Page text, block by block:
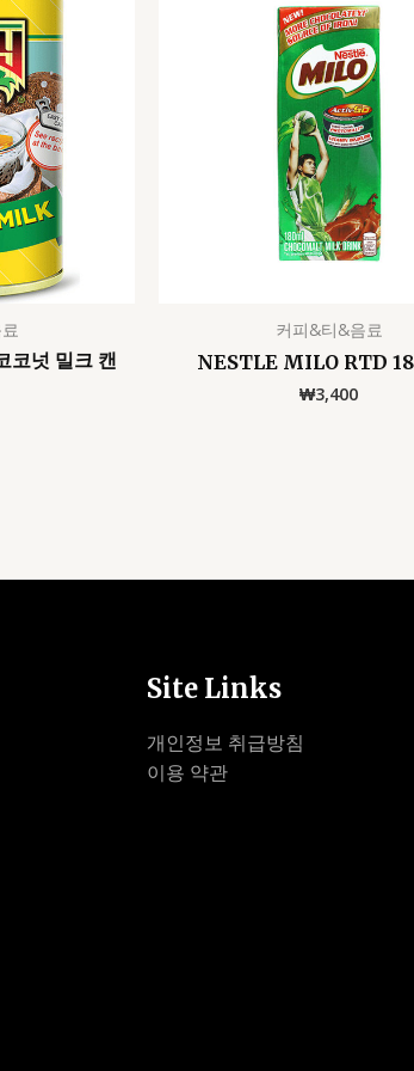
넛 밀크 캔
커피&티&음료
NESTLE MILO RTD
₩3,400
Site Links
개인정보 취급방침
이용 약관